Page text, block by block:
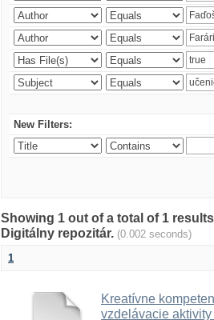
New Filters:
Showing 1 out of a total of 1
Digitálny repozitár. (0.002 seconds)
1
Kreatívne
vzdelávacie